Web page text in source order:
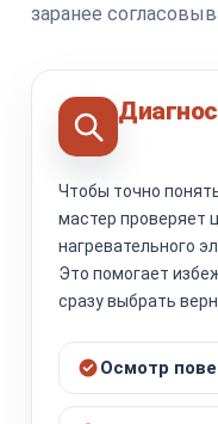
заранее
Чтобы точно
мастер проверяет
нагревательного
Это помогает
сразу выбрать
Осмотр